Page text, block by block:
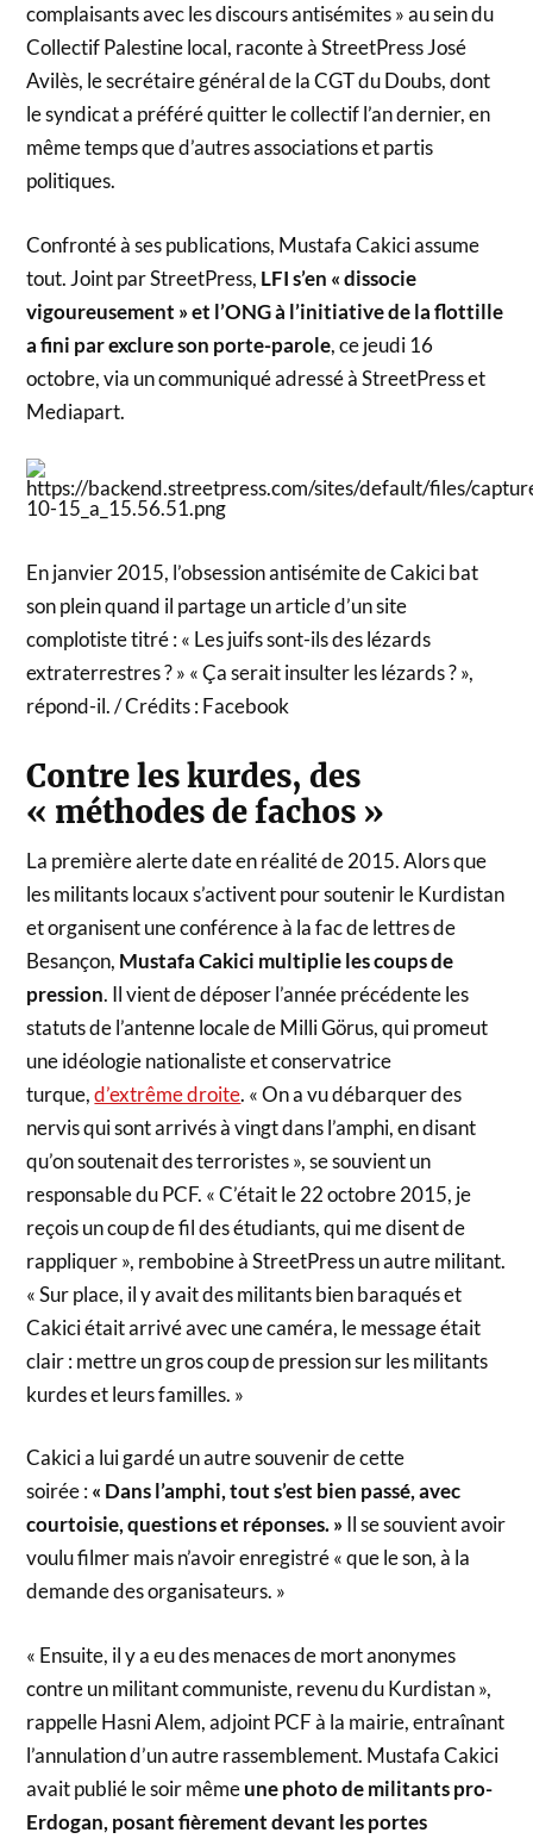
complaisants avec les discours antisémites » au sein du
Collectif Palestine local, raconte à StreetPress José
Avilès, le secrétaire général de la CGT du Doubs, dont
le syndicat a préféré quitter le collectif l’an dernier, en
même temps que d’autres associations et partis
politiques.
Confronté à ses publications, Mustafa Cakici assume
tout. Joint par StreetPress, LFI s’en « dissocie
vigoureusement » et l’ONG à l’initiative de la flottille
a fini par exclure son porte-parole, ce jeudi 16
octobre, via un communiqué adressé à StreetPress et
Mediapart.
En janvier 2015, l’obsession antisémite de Cakici bat
son plein quand il partage un article d’un site
complotiste titré : « Les juifs sont-ils des lézards
extraterrestres ? » « Ça serait insulter les lézards ? »,
répond-il. / Crédits : Facebook
Contre les kurdes, des
« méthodes de fachos »
La première alerte date en réalité de 2015. Alors que
les militants locaux s’activent pour soutenir le Kurdistan
et organisent une conférence à la fac de lettres de
Besançon, Mustafa Cakici multiplie les coups de
pression. Il vient de déposer l’année précédente les
statuts de l’antenne locale de Milli Görus, qui promeut
une idéologie nationaliste et conservatrice
turque,d’extrême droite. « On a vu débarquer des
nervis qui sont arrivés à vingt dans l’amphi, en disant
qu’on soutenait des terroristes », se souvient un
responsable du PCF. « C’était le 22 octobre 2015, je
reçois un coup de fil des étudiants, qui me disent de
rappliquer », rembobine à StreetPress un autre militant.
« Sur place, il y avait des militants bien baraqués et
Cakici était arrivé avec une caméra, le message était
clair : mettre un gros coup de pression sur les militants
kurdes et leurs familles. »
Cakici a lui gardé un autre souvenir de cette
soirée :« Dans l’amphi, tout s’est bien passé, avec
courtoisie, questions et réponses. »Il se souvient avoir
voulu filmer mais n’avoir enregistré « que le son, à la
demande des organisateurs. »
« Ensuite, il y a eu des menaces de mort anonymes
contre un militant communiste, revenu du Kurdistan »,
rappelle Hasni Alem, adjoint PCF à la mairie, entraînant
l’annulation d’un autre rassemblement. Mustafa Cakici
avait publié le soir mêmeune photo de militants pro-
Erdogan, posant fièrement devant les portes